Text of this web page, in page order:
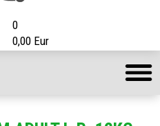
0
0,00 Eur